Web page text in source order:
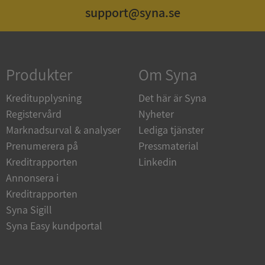
support@syna.se
Produkter
Kreditupplysning
Registervård
Marknadsurval & analyser
Prenumerera på
Kreditrapporten
Annonsera i
Kreditrapporten
Syna Sigill
Syna Easy kundportal
Om Syna
Det här är Syna
Nyheter
Lediga tjänster
Pressmaterial
Linkedin
Strikt nödvändiga kakor tillåter
kärnwebbplatsfunktioner som användarinloggning
och kontohantering. Webbplatsen kan inte
användas ordentligt utan strikt nödvändiga cookies.
Namn
Leverantör
Domän
Microsoft
Corporation